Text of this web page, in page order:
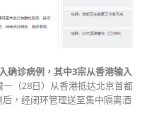
确诊病例， 其中3宗从香港输入
（28日）从香港抵达北京首都
，经闭环管理送至集中隔离酒